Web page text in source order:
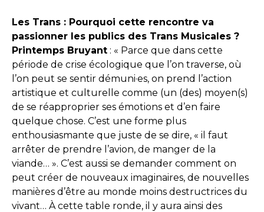
Les Trans : Pourquoi cette rencontre va
passionner les publics des Trans Musicales ?
Printemps Bruyant : « Parce que dans cette
période de crise écologique que l’on traverse, où
l’on peut se sentir démuni·es, on prend l’action
artistique et culturelle comme (un (des) moyen(s)
de se réapproprier ses émotions et d’en faire
quelque chose. C’est une forme plus
enthousiasmante que juste de se dire, « il faut
arrêter de prendre l’avion, de manger de la
viande… ». C’est aussi se demander comment on
peut créer de nouveaux imaginaires, de nouvelles
manières d’être au monde moins destructrices du
vivant… À cette table ronde, il y aura ainsi des